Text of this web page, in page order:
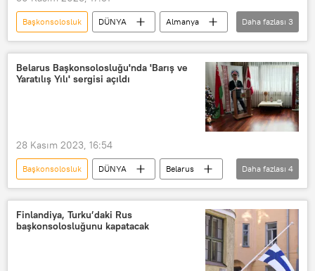
Başkonsolosluk DÜNYA
Almanya
Kaliningrad
Moskova
Vize işlemleri
Daha fazlası 3
Belarus Başkonsolosluğu'nda 'Barış ve
Yaratılış Yılı' sergisi açıldı
28 Kasım 2023, 16:54
Başkonsolosluk DÜNYA
Belarus
Kültür
Kültür & Sanat
Sanat
İstanbul
Daha fazlası 4
Finlandiya, Turku’daki Rus
başkonsolosluğunu kapatacak